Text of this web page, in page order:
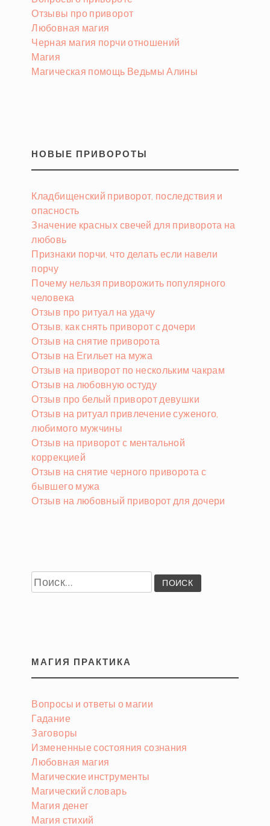
Отзывы про приворот
Любовная магия
Черная магия порчи отношений
Магия
Магическая помощь Ведьмы Алины
НОВЫЕ ПРИВОРОТЫ
Кладбищенский приворот, последствия и
опасность
Значение красных свечей для приворота на
любовь
Признаки порчи, что делать если навели
порчу
Почему нельзя приворожить популярного
человека
Отзыв про ритуал на удачу
Отзыв, как снять приворот с дочери
Отзыв на снятие приворота
Отзыв на Егильет на мужа
Отзыв на приворот по нескольким чакрам
Отзыв на любовную остуду
Отзыв про белый приворот девушки
Отзыв на ритуал привлечение суженого,
любимого мужчины
Отзыв на приворот с ментальной
коррекцией
Отзыв на снятие черного приворота с
бывшего мужа
Отзыв на любовный приворот для дочери
Найти:
МАГИЯ ПРАКТИКА
Вопросы и ответы о магии
Гадание
Заговоры
Измененные состояния сознания
Любовная магия
Магические инструменты
Магический словарь
Магия денег
Магия стихий